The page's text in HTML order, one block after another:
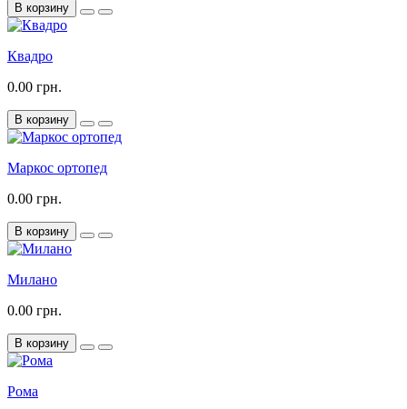
В корзину
Квадро
0.00 грн.
В корзину
Маркос ортопед
0.00 грн.
В корзину
Милано
0.00 грн.
В корзину
Рома